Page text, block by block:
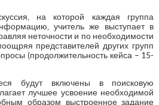
на которой каждая группа
учитель же выступает в
неточности и по необходимости
представителей других групп
(продолжительность кейса – 15-
будут включены в поисковую
лучшее усвоение необходимой
образом выстроенное задание